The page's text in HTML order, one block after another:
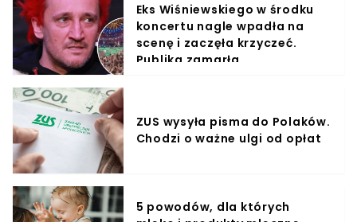
Eks Wiśniewskiego w środku
koncertu nagle wpadła na
scenę i zaczęła krzyczeć.
Publika zamarła
ZUS wysyła pisma do Polaków.
Chodzi o ważne ulgi od opłat
5 powodów, dla których